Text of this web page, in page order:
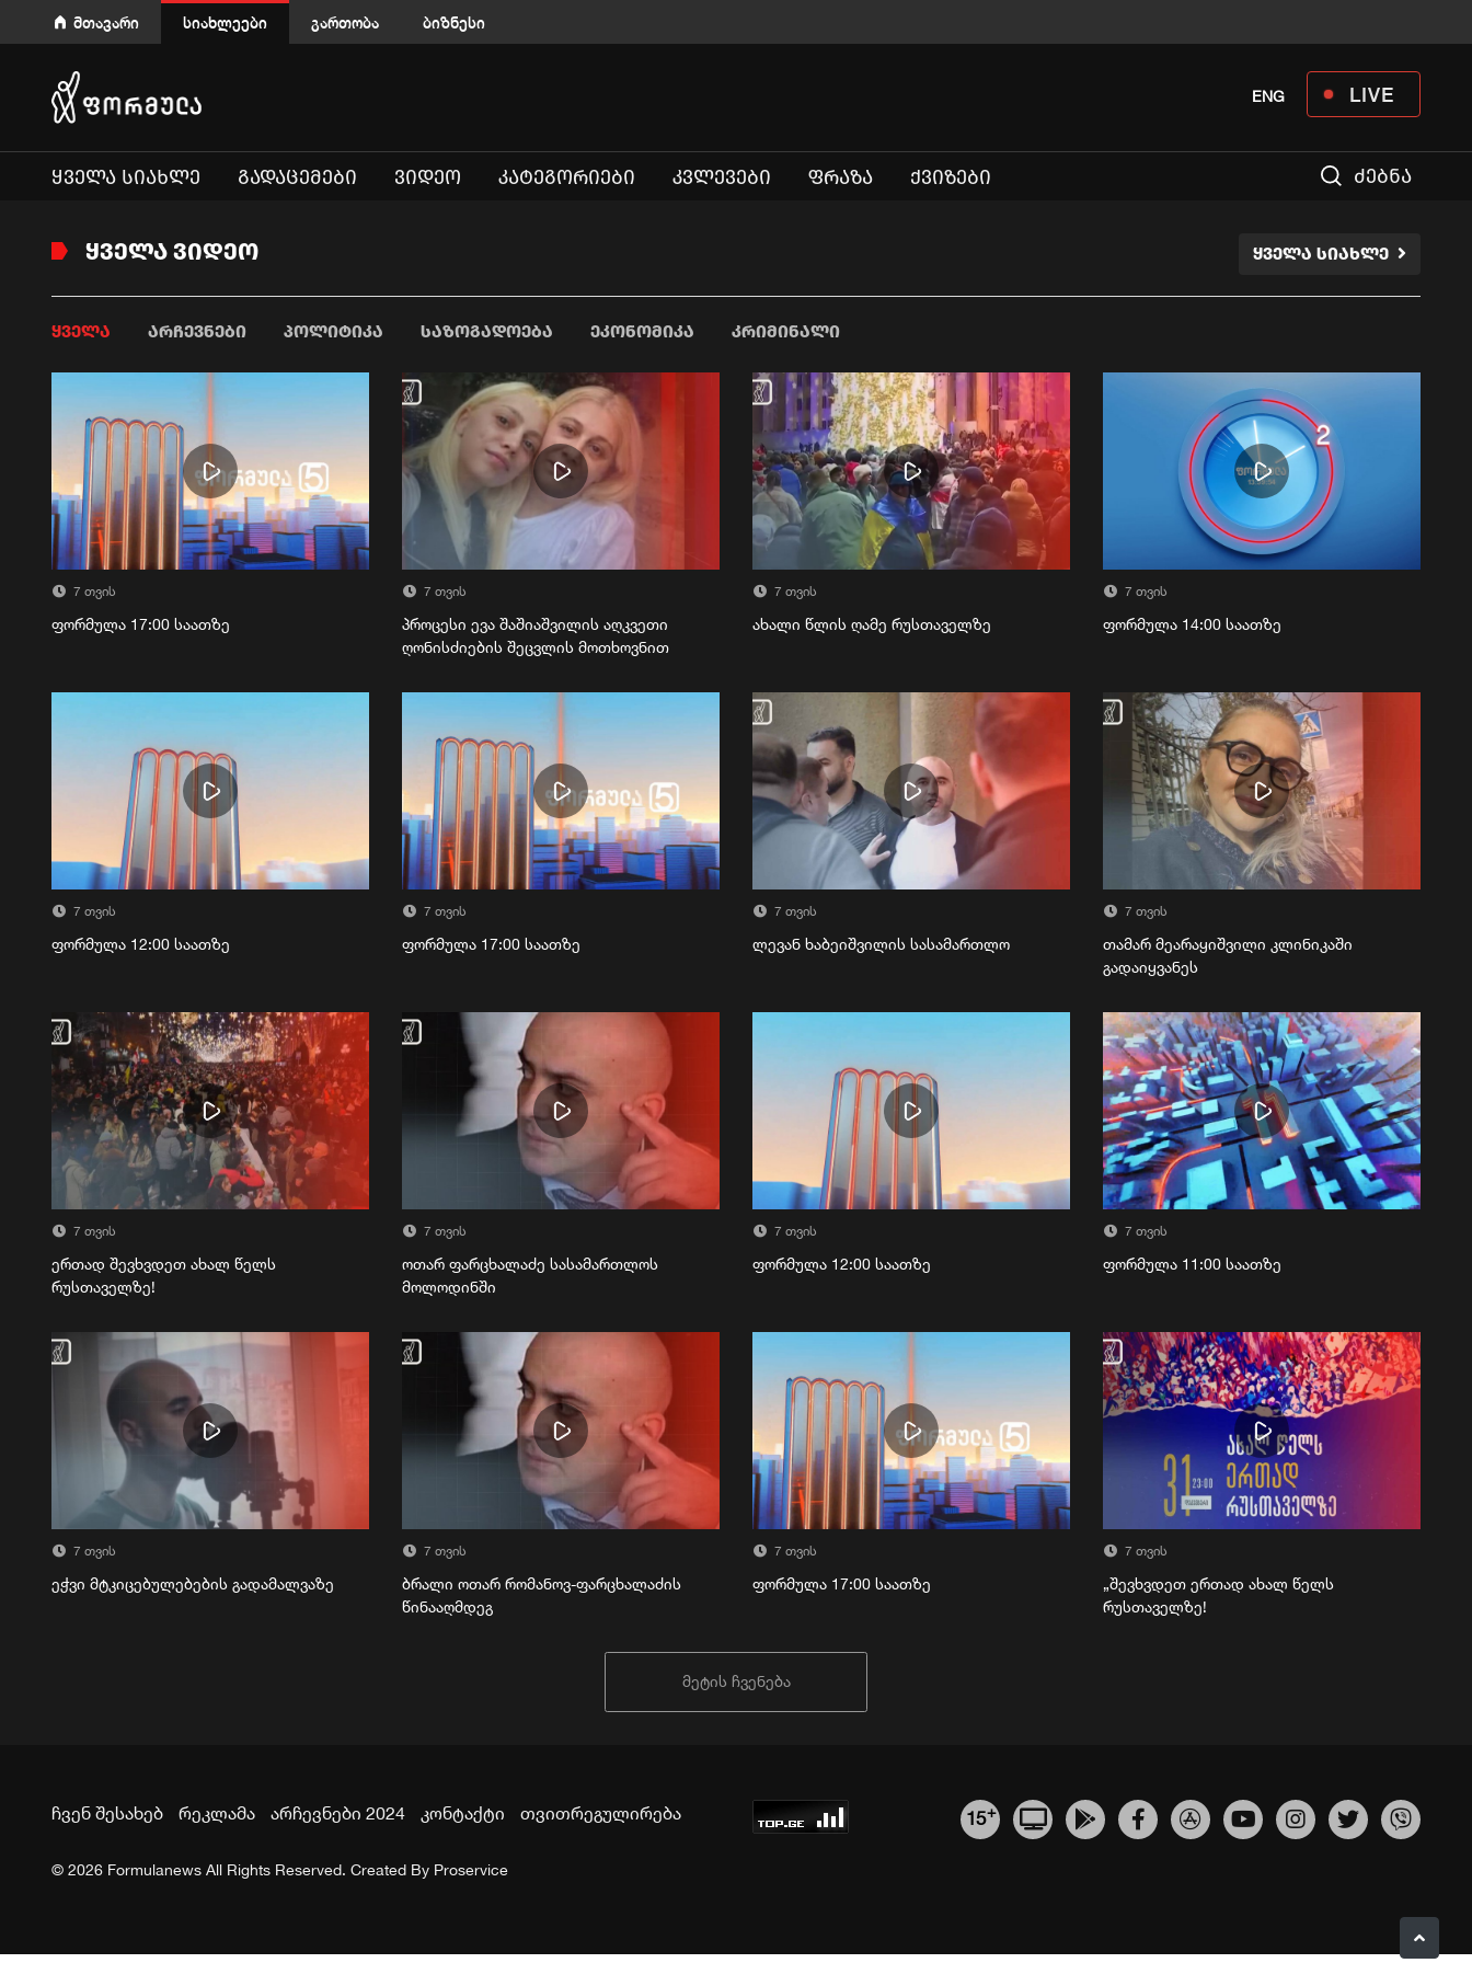
მთავარი სიახლეები გართობა ბიზნესი
LIVE
ENG
ᲧᲕᲔᲚᲐ ᲡᲘᲐᲮᲚᲔ ᲒᲐᲓᲐᲪᲔᲛᲔᲑᲘ ᲕᲘᲓᲔᲝ ᲙᲐᲢᲔᲒᲝᲠᲘᲔᲑᲘ ᲙᲕᲚᲔᲕᲔᲑᲘ ᲤᲠᲐᲖᲐ ᲥᲕᲘᲖᲔᲑᲘ ძებნა
ᲧᲕᲔᲚᲐ ᲕᲘᲓᲔᲝ ᲧᲕᲔᲚᲐ ᲡᲘᲐᲮᲚᲔ
ᲧᲕᲔᲚᲐ ᲐᲠᲩᲔᲕᲜᲔᲑᲘ ᲞᲝᲚᲘᲢᲘᲙᲐ ᲡᲐᲖᲝᲒᲐᲓᲝᲔᲑᲐ ᲔᲙᲝᲜᲝᲛᲘᲙᲐ ᲙᲠᲘᲛᲘᲜᲐᲚᲘ
7 თვის
ფორმულა 17:00 საათზე
7 თვის
პროცესი ევა შაშიაშვილის აღკვეთი
ღონისძიების შეცვლის მოთხოვნით
7 თვის
ახალი წლის ღამე რუსთაველზე
7 თვის
ფორმულა 14:00 საათზე
7 თვის
ფორმულა 12:00 საათზე
7 თვის
ფორმულა 17:00 საათზე
7 თვის
ლევან ხაბეიშვილის სასამართლო
7 თვის
თამარ მეარაყიშვილი კლინიკაში
გადაიყვანეს
7 თვის
ერთად შევხვდეთ ახალ წელს
რუსთაველზე!
7 თვის
ოთარ ფარცხალაძე სასამართლოს
მოლოდინში
7 თვის
ფორმულა 12:00 საათზე
7 თვის
ფორმულა 11:00 საათზე
7 თვის
ეჭვი მტკიცებულებების გადამალვაზე
7 თვის
ბრალი ოთარ რომანოვ-ფარცხალაძის
წინააღმდეგ
7 თვის
ფორმულა 17:00 საათზე
7 თვის
„შევხვდეთ ერთად ახალ წელს
რუსთაველზე!
მეტის ჩვენება
ჩვენ შესახებ რეკლამა არჩევნები 2024 კონტაქტი თვითრეგულირება 15+
© 2026 Formulanews All Rights Reserved. Created By Proservice